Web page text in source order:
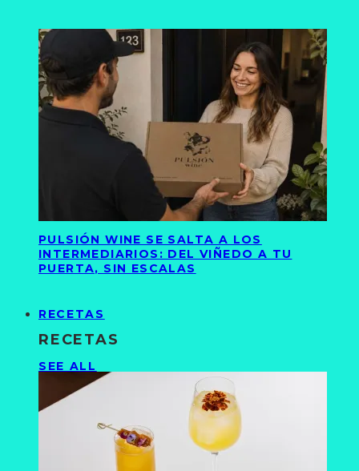
PULSIÓN WINE SE SALTA A LOS
INTERMEDIARIOS: DEL VIÑEDO A TU
PUERTA, SIN ESCALAS
RECETAS
RECETAS
SEE ALL